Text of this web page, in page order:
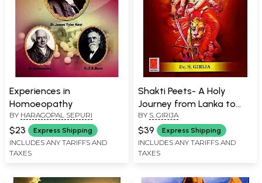
Experiences in
Homoeopathy
BY HARAGOPAL SEPURI
$23 Express Shipping
INCLUDES ANY TARIFFS AND
TAXES
Shakti Peets- A Holy
Journey from Lanka to
Ladak
BY S. GIRIJA
$39 Express Shipping
INCLUDES ANY TARIFFS AND
TAXES